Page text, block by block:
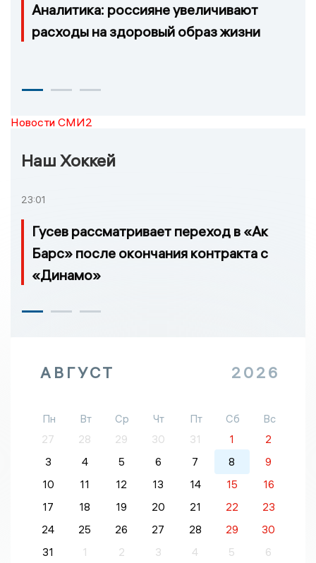
Аналитика: россияне увеличивают
расходы на здоровый образ жизни
Новости СМИ2
Наш Хоккей
23:01
Гусев рассматривает переход в «Ак
Барс» после окончания контракта с
«Динамо»
АВГУСТ 2026
Пн Вт Ср Чт Пт Сб
Вс
27
28 29 30 31 1
2
3
4 5 6 7 8
9
10
11 12 13 14 15
16
17
18 19 20 21 22
23
24
25 26 27 28 29
30
31
1 2 3 4 5 6